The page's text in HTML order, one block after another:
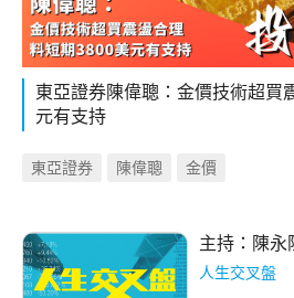
東亞證券陳偉聰：金價技術超買
元有支持
東亞證券 陳偉聰 金價
主持： 陳永
人生交叉盤